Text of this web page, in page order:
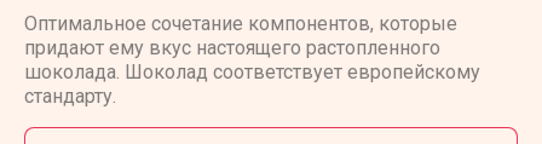
Оптимальное сочетание компонентов, которые
придают ему вкус настоящего растопленного
шоколада. Шоколад соответствует европейскому
стандарту.